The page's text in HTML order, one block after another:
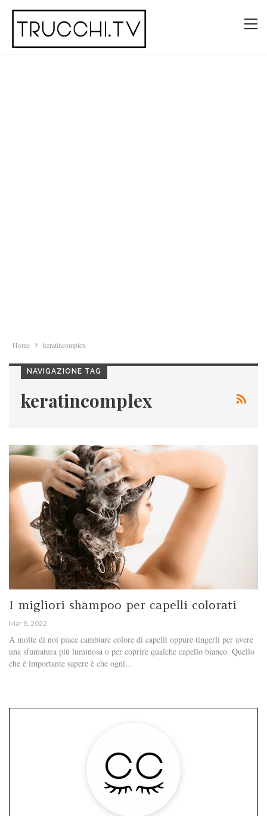
Home keratincomplex
NAVIGAZIONE TAG
keratincomplex
I migliori shampoo per capelli colorati
Mar 8, 2022
A molte di noi piace cambiare colore di capelli oppure tingerli per avere
una sfumatura più luminosa o per coprire qualche capello bianco. Quello
che è importante sapere è che ogni…